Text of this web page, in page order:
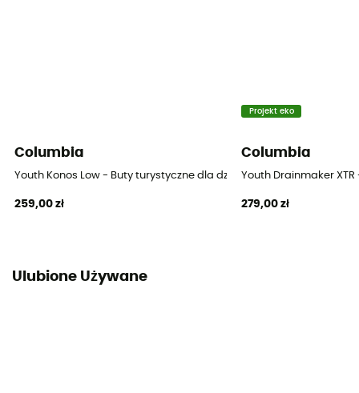
Columbia
Youth Konos Low - Buty turystyczne dla dzieci
259,00 zł
Projekt eko
Columbia
Youth Drainmaker
279,00 zł
Ulubione Używane